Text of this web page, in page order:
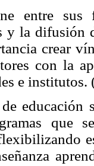
entre sus
y la difusión
crear
con la
e
educación
que